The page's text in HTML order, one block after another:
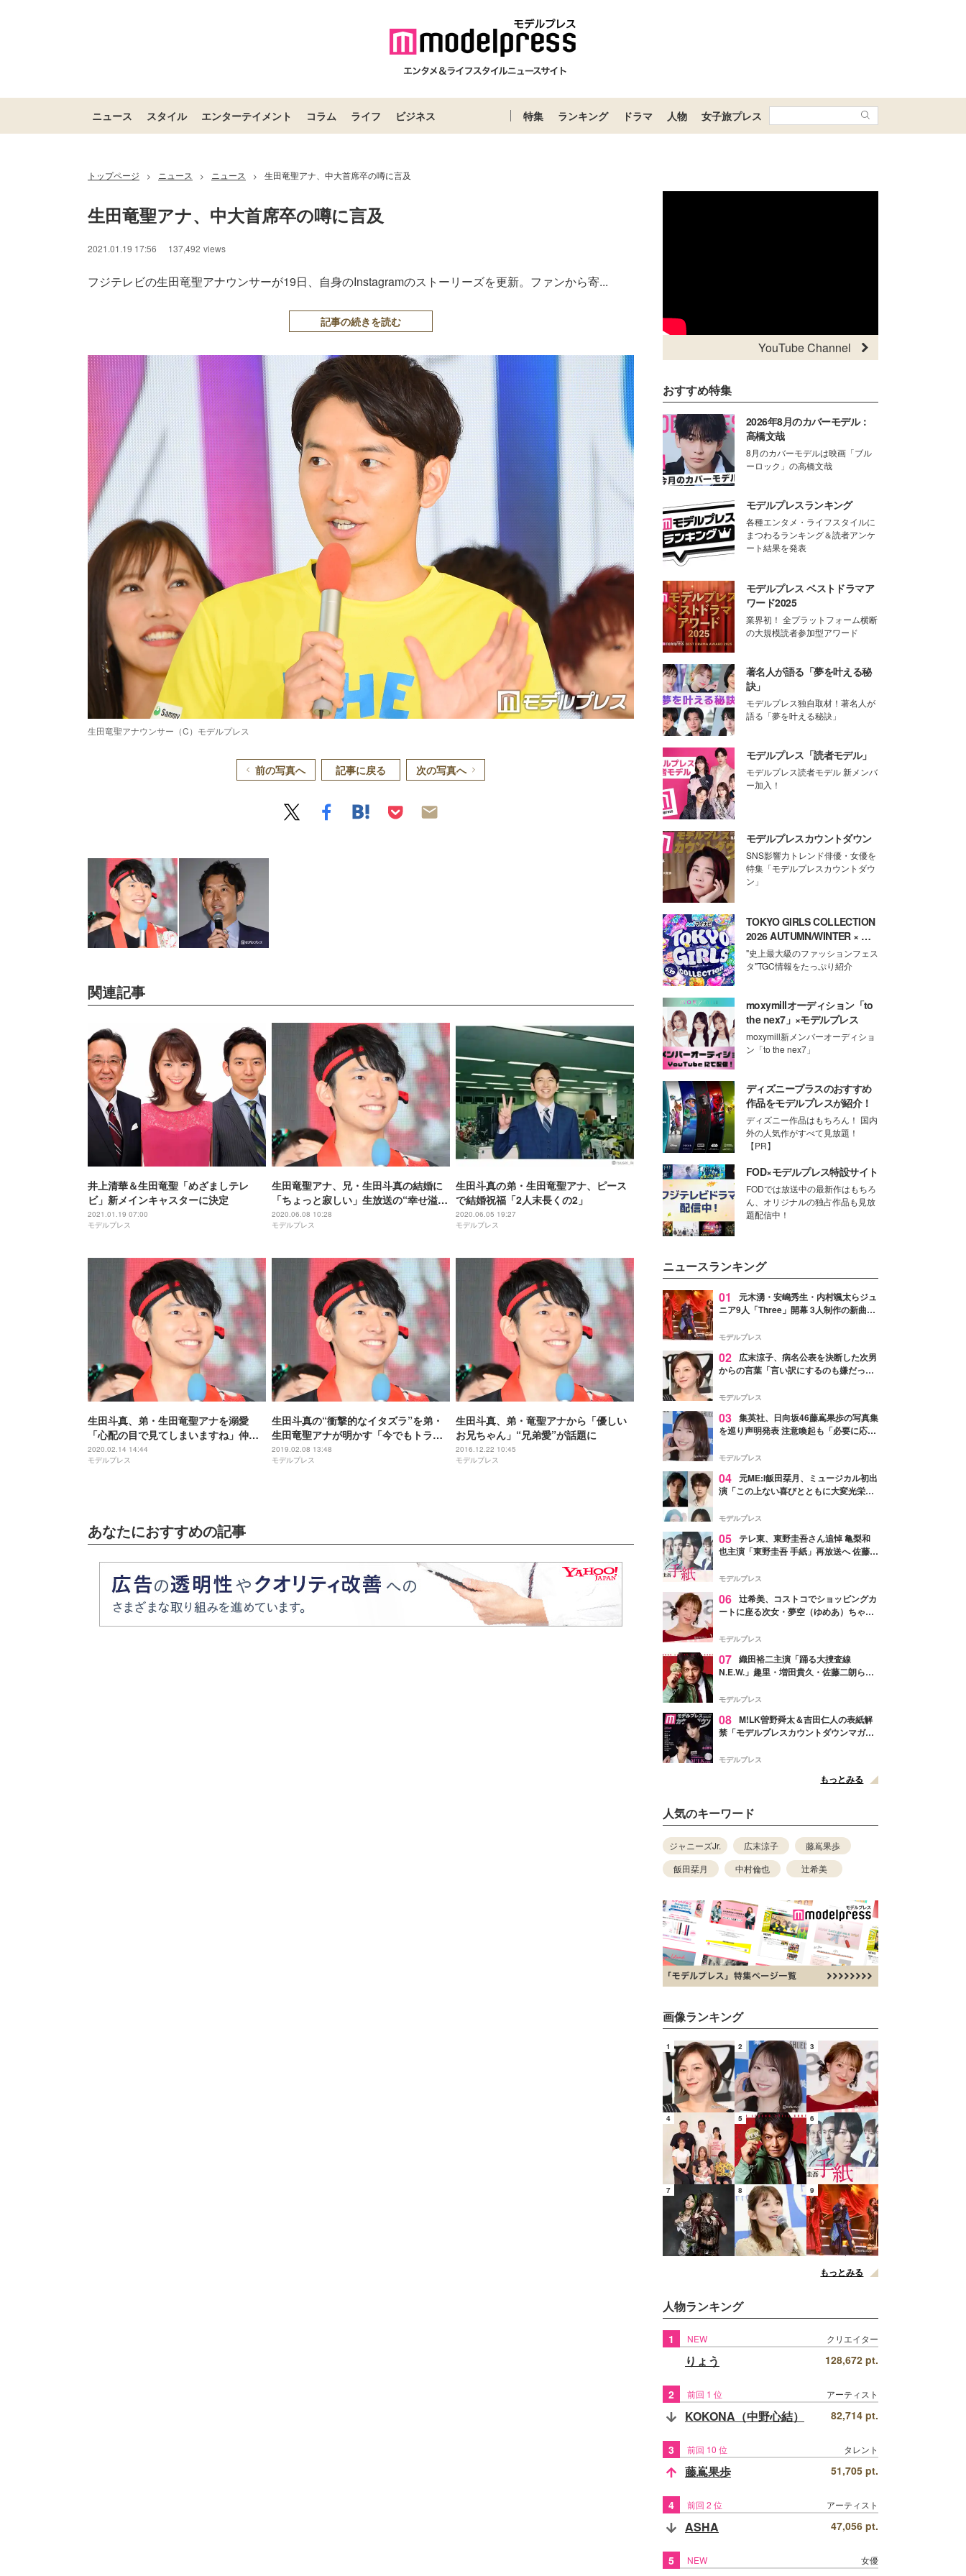
ニュース スタイル エンターテイメント コラム ライフ ビジネス 特集 ランキング ドラマ 人物 女子旅プレス
トップページ > ニュース > ニュース > 生田竜聖アナ、中大首席卒の噂に言及
生田竜聖アナ、中大首席卒の噂に言及
2021.01.19 17:56 137,492 views
フジテレビの生田竜聖アナウンサーが19日、自身のInstagramのストーリーズを更新。ファンから寄...
記事の続きを読む
生田竜聖アナウンサー（C）モデルプレス
前の写真へ 記事に戻る 次の写真へ
関連記事
井上清華＆生田竜聖「めざましテレ
ビ」新メインキャスターに決定
2021.01.19 07:00
モデルプレス
生田竜聖アナ、兄・生田斗真の結婚に
「ちょっと寂しい」生放送の“幸せ溢れ
る”原稿読みが話題に
2020.06.08 10:28
モデルプレス
生田斗真の弟・生田竜聖アナ、ピース
で結婚祝福「2人末長くの2」
2020.06.05 19:27
モデルプレス
生田斗真、弟・生田竜聖アナを溺愛
「心配の目で見てしまいますね」仲良
しエピソードも披露
2020.02.14 14:44
モデルプレス
生田斗真の“衝撃的なイタズラ”を弟・
生田竜聖アナが明かす「今でもトラウ
マ」
2019.02.08 13:48
モデルプレス
生田斗真、弟・竜聖アナから「優しい
お兄ちゃん」“兄弟愛”が話題に
2016.12.22 10:45
モデルプレス
あなたにおすすめの記事
YouTube Channel
おすすめ特集
2026年8月のカバーモデル：
高橋文哉
8月のカバーモデルは映画「ブル
ーロック」の高橋文哉
モデルプレスランキング
各種エンタメ・ライフスタイルに
まつわるランキング＆読者アンケ
ート結果を発表
モデルプレス ベストドラマア
ワード2025
業界初！ 全プラットフォーム横断
の大規模読者参加型アワード
著名人が語る「夢を叶える秘
訣」
モデルプレス独自取材！著名人が
語る「夢を叶える秘訣」
モデルプレス「読者モデル」
モデルプレス読者モデル 新メンバ
ー加入！
モデルプレスカウントダウン
SNS影響力トレンド俳優・女優を
特集「モデルプレスカウントダウ
ン」
TOKYO GIRLS COLLECTION
2026 AUTUMN/WINTER × モ
デルプレス
"史上最大級のファッションフェス
タ"TGC情報をたっぷり紹介
moxymillオーディション「to
the nex7」×モデルプレス
moxymill新メンバーオーディショ
ン「to the nex7」
ディズニープラスのおすすめ
作品をモデルプレスが紹介！
ディズニー作品はもちろん！ 国内
外の人気作がすべて見放題！
【PR】
FOD×モデルプレス特設サイト
FODでは放送中の最新作はもちろ
ん、オリジナルの独占作品も見放
題配信中！
ニュースランキング
01
元木湧・安嶋秀生・内村颯太らジュ
ニア9人「Three」開幕 3人制作の新曲＆
進んで夢を掴みたい」【ゲネプロレポ】
モデルプレス
02
広末涼子、病名公表を決断した次男
からの言葉「言い訳にするのも嫌だっ
モデルプレス
03 集英社、日向坂46藤嶌果歩の写真集
を巡り声明発表 注意喚起も「必要に応じ
モデルプレス
04 元ME:I飯田栞月、ミュージカル初出
演「この上ない喜びとともに大変光栄」
ャスト発表
モデルプレス
05 テレ東、東野圭吾さん追悼 亀梨和
也主演「東野圭吾 手紙」再放送へ 佐藤隆
モデルプレス
06 辻希美、コストコでショッピングカ
ートに座る次女・夢空（ゆめあ）ちゃん
ぎ」「成長を感じる」の声
モデルプレス
07 織田裕二主演「踊る大捜査線
N.E.W.」趣里・増田貴久・佐藤二朗ら新
徴する“謎のキーワード”も
モデルプレス
08 M!LK曽野舜太＆吉田仁人の表紙解
禁「モデルプレスカウントダウンマガジ
モデルプレス
もっとみる
人気のキーワード
ジャニーズJr. 広末涼子
藤嶌果歩
飯田栞月
中村倫也 辻希美
画像ランキング
1 2 3
4 5 6
7 8 9
もっとみる
人物ランキング
1 NEW クリエイター
りょう 128,672 pt.
2 前回 1 位 アーティスト
KOKONA（中野心結） 82,714 pt.
3 前回 10 位 タレント
藤嶌果歩 51,705 pt.
4 前回 2 位 アーティスト
ASHA 47,056 pt.
5 NEW 女優